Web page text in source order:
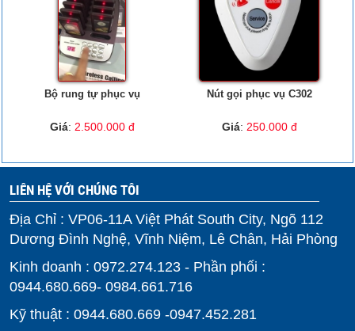
Bộ rung tự phục vụ
Giá: 2.500.000 đ
Nút gọi phục vụ C302
Giá: 250.000 đ
LIÊN HỆ VỚI CHÚNG TÔI
Địa Chỉ : VP06-11A Việt Phát South City, Ngõ 112
Dương Đình Nghệ, Vĩnh Niệm, Lê Chân, Hải Phòng
Kinh doanh : 0972.274.123 - Phần phối :
0944.680.669- 0984.661.716
Kỹ thuật : 0944.680.669 -0947.452.281